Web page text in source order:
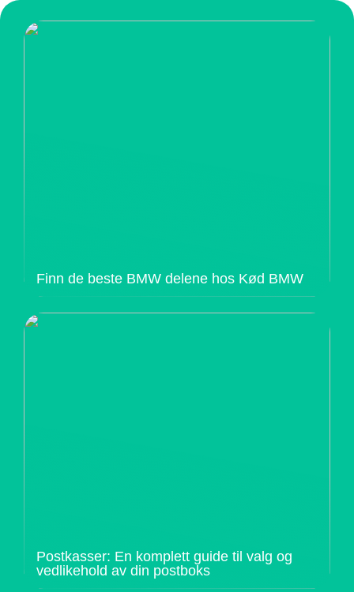
Finn de beste BMW delene hos Kød BMW
Postkasser: En komplett guide til valg og
vedlikehold av din postboks